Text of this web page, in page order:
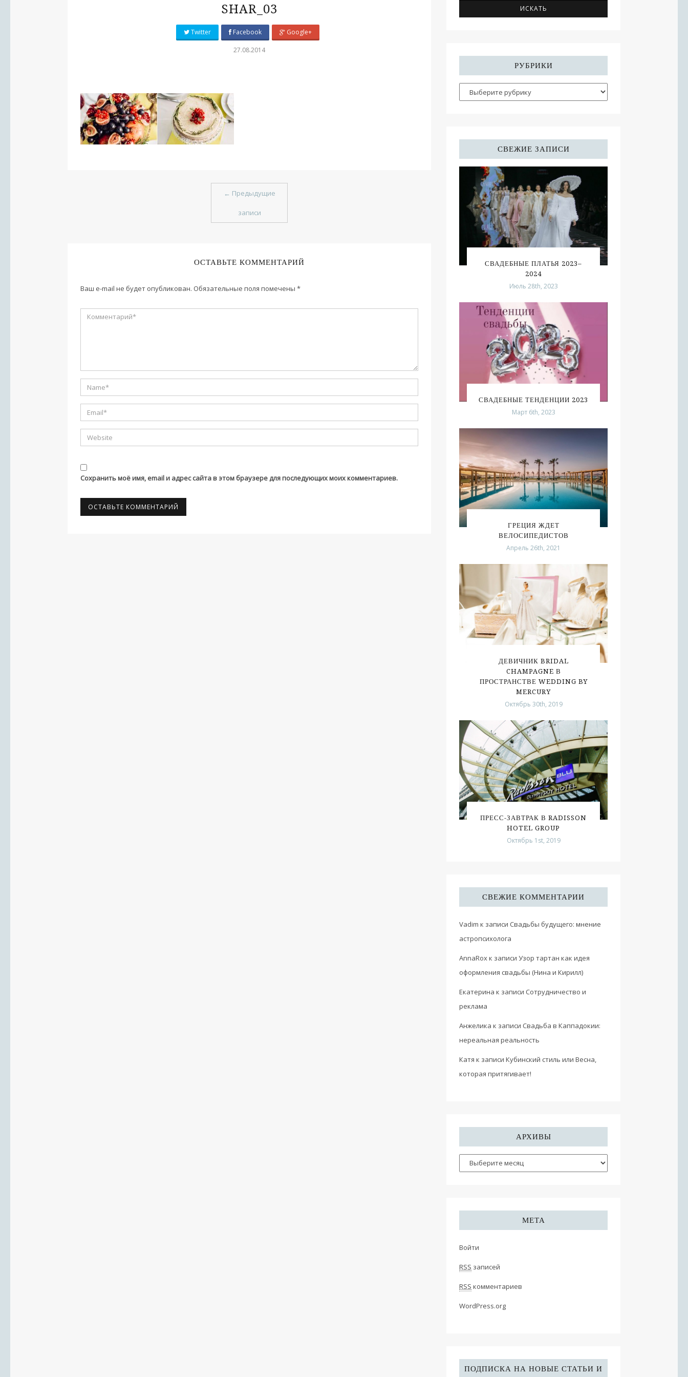
SHAR_03
Twitter Facebook Google+
27.08.2014
← Предыдущие
записи
ОСТАВЬТЕ КОММЕНТАРИЙ
Ваш e-mail не будет опубликован. Обязательные поля помечены *
Сохранить моё имя, email и адрес сайта в этом браузере для последующих моих комментариев.
РУБРИКИ
СВЕЖИЕ ЗАПИСИ
СВАДЕБНЫЕ ПЛАТЬЯ 2023–
2024
Июль 28th, 2023
СВАДЕБНЫЕ ТЕНДЕНЦИИ 2023
Март 6th, 2023
ГРЕЦИЯ ЖДЕТ
ВЕЛОСИПЕДИСТОВ
Апрель 26th, 2021
ДЕВИЧНИК BRIDAL
CHAMPAGNE В
ПРОСТРАНСТВЕ WEDDING BY
MERCURY
Октябрь 30th, 2019
ПРЕСС-ЗАВТРАК В RADISSON
HOTEL GROUP
Октябрь 1st, 2019
СВЕЖИЕ КОММЕНТАРИИ
Vadim к записи Свадьбы будущего: мнение
астропсихолога
AnnaRoxк записи Узор тартан как идея
оформления свадьбы (Нина и Кирилл)
Екатерина к записи Сотрудничество и
реклама
Анжелика к записи Свадьба в Каппадокии:
нереальная реальность
Катя к записи Кубинский стиль или Весна,
которая притягивает!
АРХИВЫ
МЕТА
Войти
RSS записей
RSS комментариев
WordPress.org
ПОДПИСКА НА НОВЫЕ СТАТЬИ И